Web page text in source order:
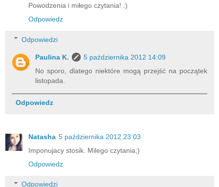
Powodzenia i miłego czytania! :)
Odpowiedz
Odpowiedzi
Paulina K.
5 października 2012 14:09
No sporo, dlatego niektóre mogą przejść na początek
listopada.
Odpowiedz
Natasha 5 października 2012 23:03
Imponujacy stosik. Milego czytania;)
Odpowiedz
Odpowiedzi